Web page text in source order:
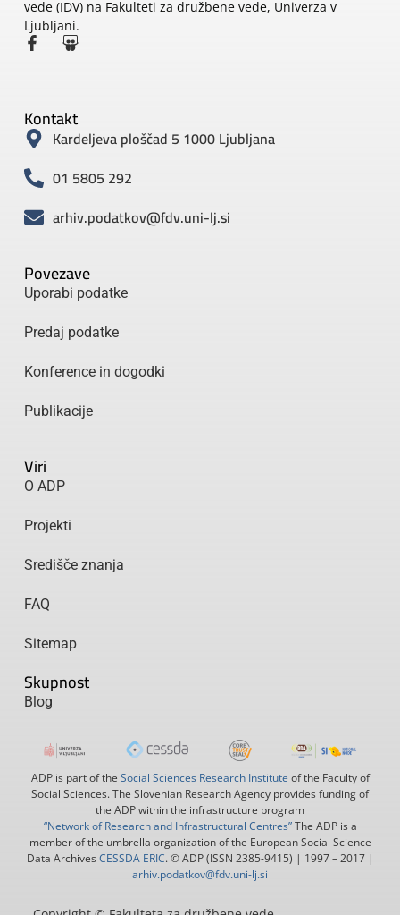
vede (IDV) na Fakulteti za družbene vede, Univerza v
Ljubljani.
Povezave
Uporabi podatke
Predaj podatke
Konference in dogodki
Publikacije
Viri
O ADP
Projekti
Središče znanja
FAQ
Sitemap
Skupnost
Blog
Kontakt
Kardeljeva ploščad 5 1000 Ljubljana
01 5805 292
arhiv.podatkov@fdv.uni-lj.si
ADP is part of the Social Sciences Research Institute of the Faculty of
Social Sciences. The Slovenian Research Agency provides funding of
the ADP within the infrastructure program
“Network of Research and Infrastructural Centres”The ADP is a
member of the umbrella organization of the European Social Science
Data Archives CESSDA ERIC. © ADP (ISSN 2385-9415) | 1997 – 2017 |
arhiv.podatkov@fdv.uni-lj.si